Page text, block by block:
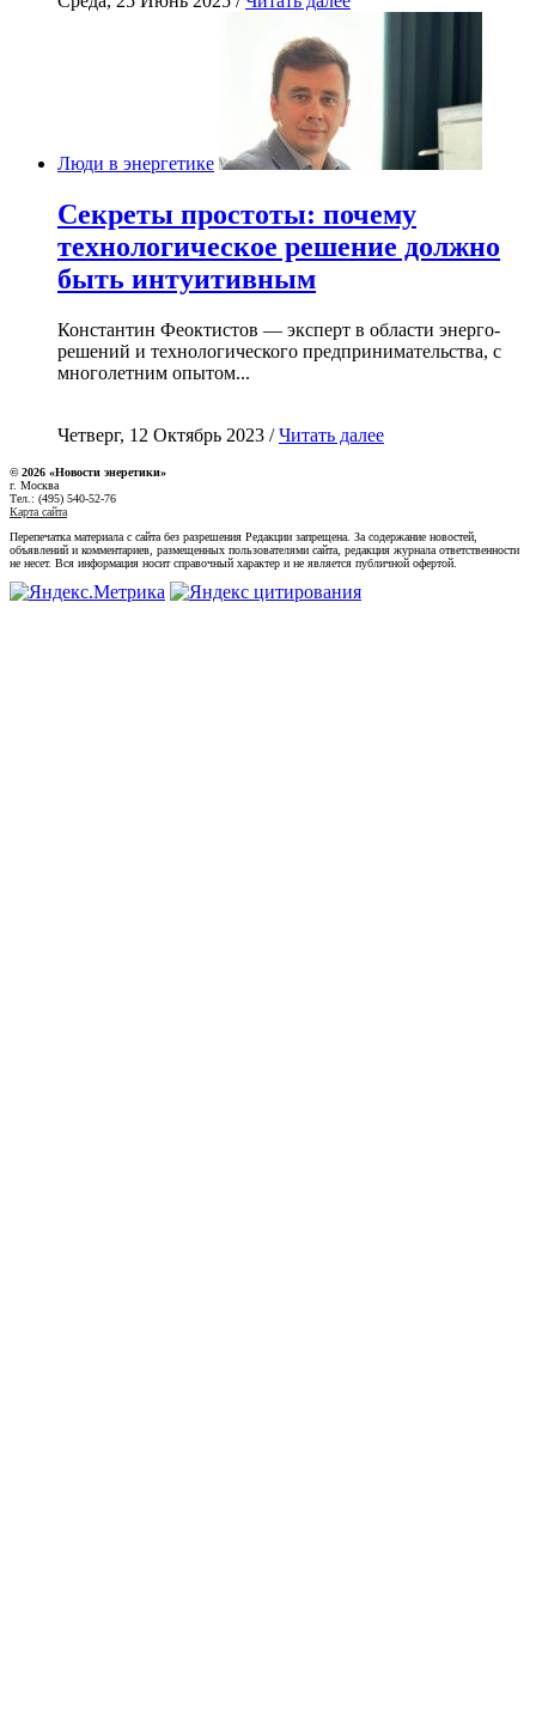
Люди в энергетике
Секреты простоты: почему
технологическое решение должно
быть интуитивным
Константин Феоктистов — эксперт в области энерго-
решений и технологического предпринимательства, с
многолетним опытом...
Четверг, 12 Октябрь 2023 /Читать далее
© 2026 «Новости энеретики»
г. Москва
Тел.: (495) 540-52-76
Карта сайта
Перепечатка материала с сайта без разрешения Редакции запрещена. За содержание новостей,
объявлений и комментариев, размещенных пользователями сайта, редакция журнала ответственности
не несет. Вся информация носит справочный характер и не является публичной офертой.